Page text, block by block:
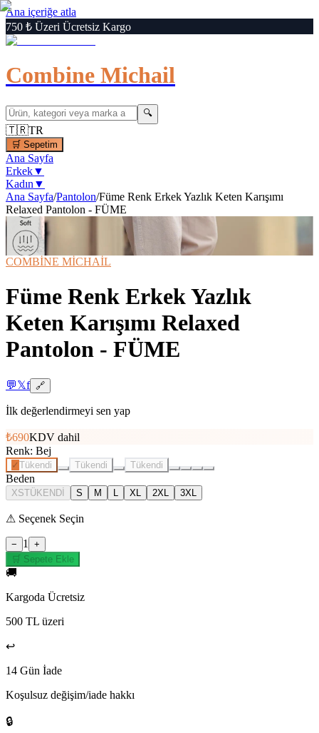
Ana içeriğe atla
750 ₺ Üzeri Ücretsiz Kargo
Combine Michail
🔍
🇹🇷TR
🛒 Sepetim
Ana Sayfa
Erkek▼
Kadın ▼
Ana Sayfa/Pantolon/Füme Renk Erkek Yazlık Keten Karışımı
Relaxed Pantolon - FÜME
1
1 Büyüt
📦 Kargo Bedava
⚡ Hızlı Teslimat
COMBİNE MİCHAİL
Füme Renk Erkek Yazlık
Keten Karışımı Relaxed
Pantolon - FÜME
💬𝕏f 🔗
İlk değerlendirmeyi sen yap
₺690KDV dahil
Renk: Bej
✓ Tükendi Tükendi Tükendi
Beden
XSTÜKENDİ S M XL 2XL 3XL
⚠ Seçenek Seçin
− 1
+
🛒 Sepete Ekle
🚚
Kargoda Ücretsiz
500 TL üzeri
↩️
14 Gün İade
Koşulsuz değişim/iade hakkı
🔒